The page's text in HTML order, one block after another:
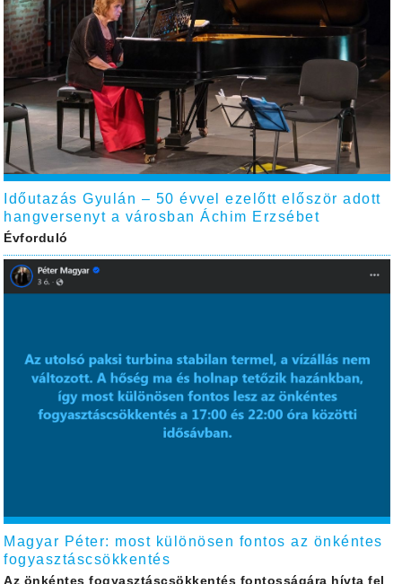
Időutazás Gyulán – 50 évvel ezelőtt először adott
hangversenyt a városban Áchim Erzsébet
Évforduló
Magyar Péter: most különösen fontos az önkéntes
fogyasztáscsökkentés
Az önkéntes fogyasztáscsökkentés fontosságára hívta fel